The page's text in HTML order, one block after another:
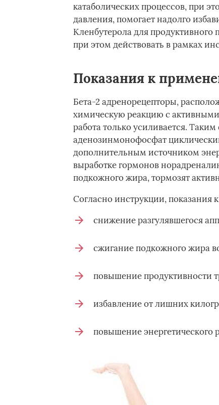
катаболических процессов, при
давления, помогает надолго
Кленбутерола для
при этом действовать в рамках
Показания к
Бета-2 адренорецепторы,
химическую реакцию с активными
работа только усиливается.
аденозинмонофосфат
дополнительным источником
выработке гормонов
подкожного жира, тормозят
Согласно инструкции, показания
снижение разгулявшегося
сжигание подкожного жира
повышение продуктивности
избавление от лишних
повышение энергетического